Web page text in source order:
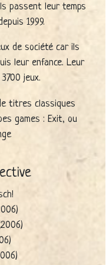
passent leur temps
1999.
de société car ils
leur enfance. Leur
jeux.
titres classiques
games : Exit, ou